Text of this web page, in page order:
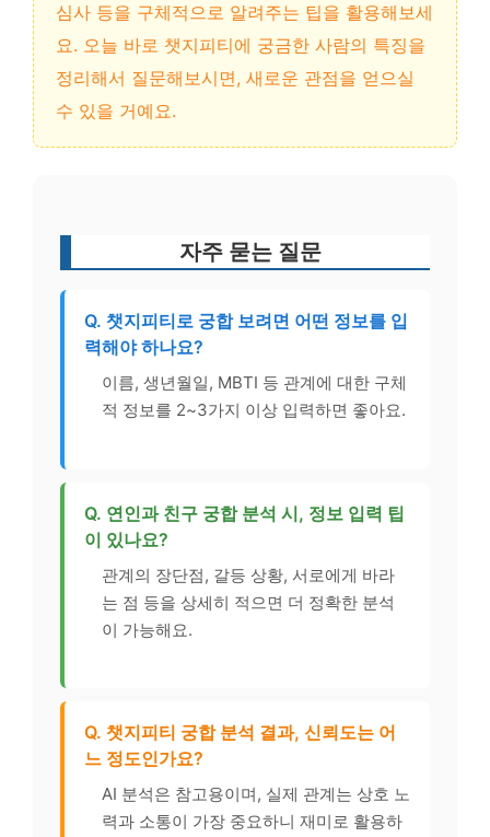
심사 등을 구체적으로 알려주는 팁을 활용해보세
요. 오늘 바로 챗지피티에 궁금한 사람의 특징을
정리해서 질문해보시면, 새로운 관점을 얻으실
수 있을 거예요.
자주 묻는 질문
Q. 챗지피티로 궁합 보려면 어떤 정보를 입
력해야 하나요?
이름, 생년월일, MBTI 등 관계에 대한 구체
적 정보를 2~3가지 이상 입력하면 좋아요.
Q. 연인과 친구 궁합 분석 시, 정보 입력 팁
이 있나요?
관계의 장단점, 갈등 상황, 서로에게 바라
는 점 등을 상세히 적으면 더 정확한 분석
이 가능해요.
Q. 챗지피티 궁합 분석 결과, 신뢰도는 어
느 정도인가요?
AI 분석은 참고용이며, 실제 관계는 상호 노
력과 소통이 가장 중요하니 재미로 활용하